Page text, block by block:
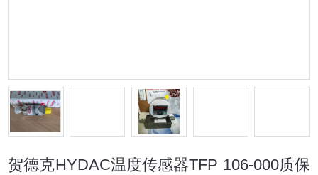
贺德克HYDAC温度传感器TFP 106-000质保